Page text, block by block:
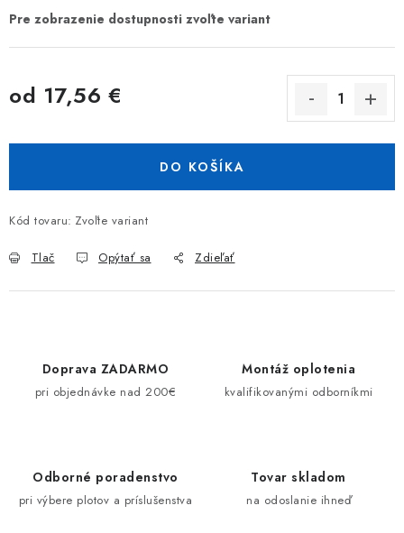
od 17,56 €
DO KOŠÍKA
Kód tovaru: Zvoľte variant
Tlač Opýtať sa Zdieľať
Doprava ZADARMO
pri objednávke nad 200€
Montáž oplotenia
kvalifikovanými odborníkmi
Odborné poradenstvo
pri výbere plotov a príslušenstva
Tovar skladom
na odoslanie ihneď